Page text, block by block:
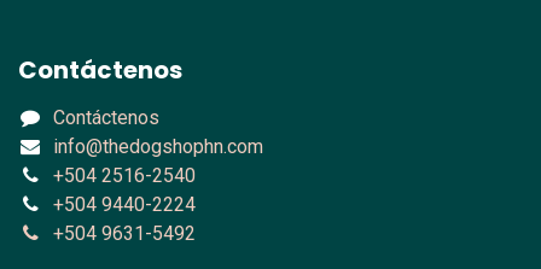
Contáctenos
Contáctenos
info@thedogshophn.com
+504 2516-2540
+504 9440-2224
+504 9631-5492